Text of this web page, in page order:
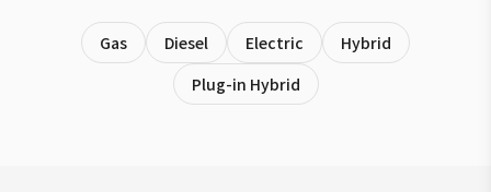
Gas Diesel Electric
Hybrid
Plug-in Hybrid